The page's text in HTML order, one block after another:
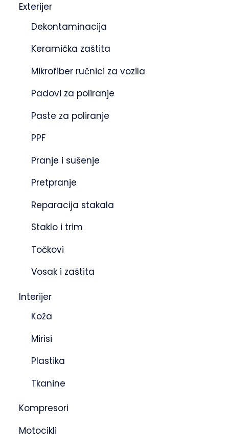
Exterijer
Dekontaminacija
Keramička zaštita
Mikrofiber ručnici za vozila
Padovi za poliranje
Paste za poliranje
PPF
Pranje i sušenje
Pretpranje
Reparacija stakala
Staklo i trim
Točkovi
Vosak i zaštita
Interijer
Koža
Mirisi
Plastika
Tkanine
Kompresori
Motocikli